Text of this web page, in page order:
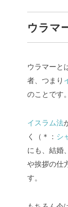
ウラマ
ウラマーと
者、つまり
のことです。
イスラム法
く（＊： シ
にも、結婚
や挨拶の仕
す。